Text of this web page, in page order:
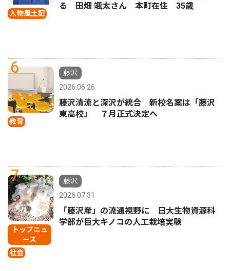
人物風土記
る 田畑 颯太さん 本町在住 35歳
6
教育
藤沢
2026.06.26
藤沢清流と深沢が統合 新校名案は「藤沢
東高校」 ７月正式決定へ
7
トップニュ
ース
社会
藤沢
2026.07.31
「藤沢産」の流通視野に 日大生物資源科
学部が巨大キノコの人工栽培実験